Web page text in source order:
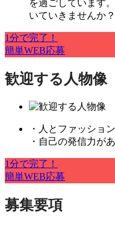
を過ごしています
いていきませんか？
1分で完了！
簡単WEB応募
歓迎する人物像
・人とファッショ
・自己の発信力が
1分で完了！
簡単WEB応募
募集要項